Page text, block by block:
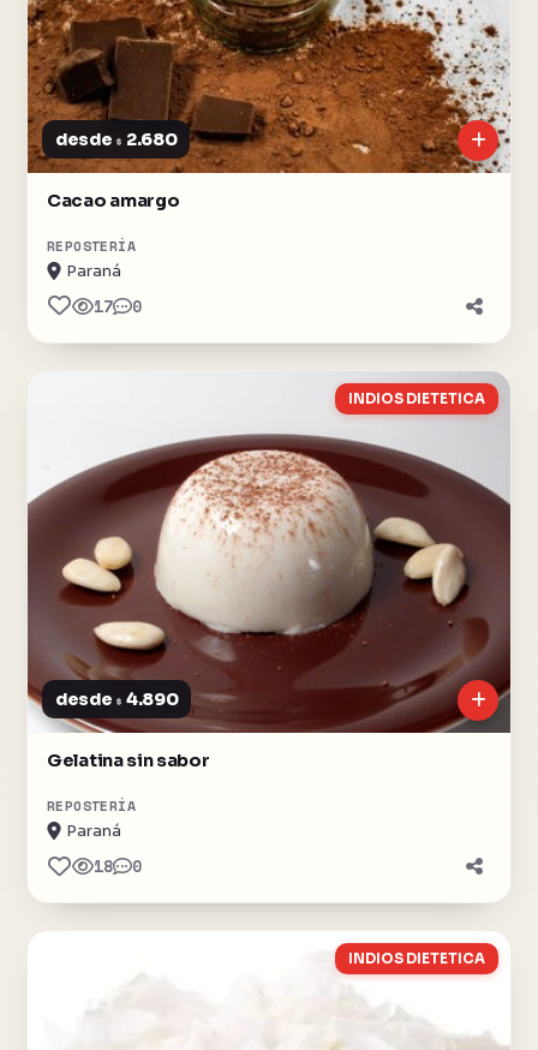
desde $ 2.680
Cacao amargo
REPOSTERÍA
Paraná
17 0
INDIOS DIETETICA
desde $ 4.890
Gelatina sin sabor
REPOSTERÍA
Paraná
18 0
INDIOS DIETETICA